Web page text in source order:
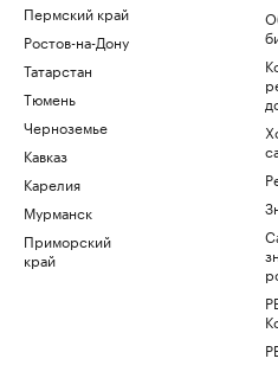
Пермский край
Ростов-на-Дону
Татарстан
Тюмень
Черноземье
Кавказ
Карелия
Мурманск
Приморский
край